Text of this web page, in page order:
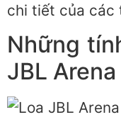
chi tiết của các
Những
JBL Arena